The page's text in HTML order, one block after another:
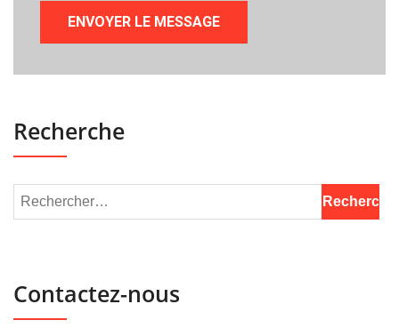
Recherche
Contactez-nous